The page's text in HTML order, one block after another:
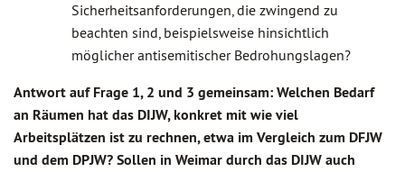
Sicherheitsanforderungen, die zwingend zu
beachten sind, beispielsweise hinsichtlich
möglicher antisemitischer Bedrohungslagen?
Antwort auf Frage 1, 2 und 3 gemeinsam: Welchen Bedarf
an Räumen hat das DIJW, konkret mit wie viel
Arbeitsplätzen ist zu rechnen, etwa im Vergleich zum DFJW
und dem DPJW? Sollen in Weimar durch das DIJW auch